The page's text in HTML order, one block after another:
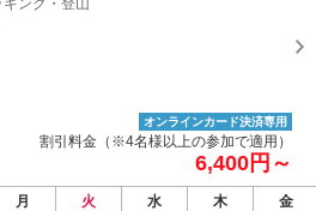
キング・登山
オンラインカード決済専用
割引料金（※4名様以上の参加で適用）
6,400円～
月 火 水 木
金